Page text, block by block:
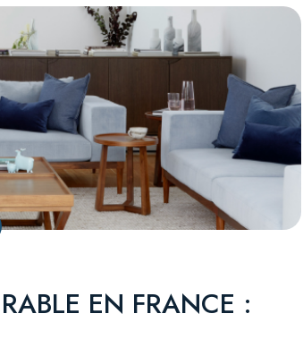
EN FRANCE :